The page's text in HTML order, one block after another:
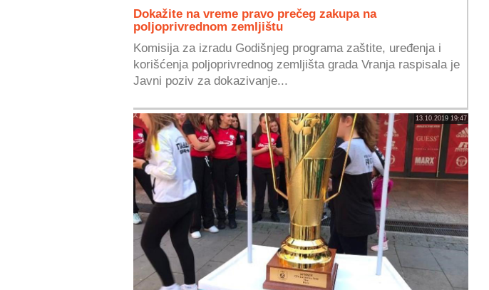
Dokažite na vreme pravo prečeg zakupa na
poljoprivrednom zemljištu
Komisija za izradu Godišnjeg programa zaštite, uređenja i
korišćenja poljoprivrednog zemljišta grada Vranja raspisala je
Javni poziv za dokazivanje...
13.10.2019 19:47